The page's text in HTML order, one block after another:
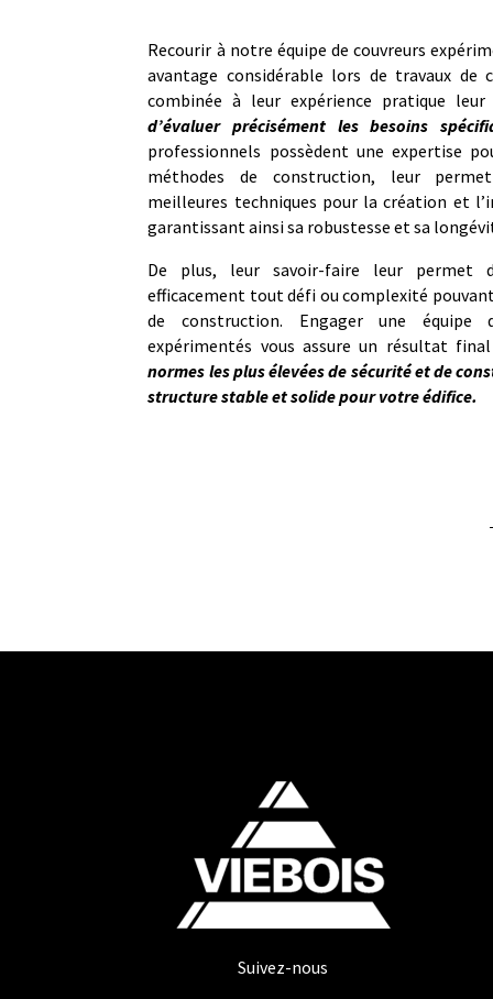
Recourir à notre équipe de couvreurs
avantage considérable lors de travaux de
combinée à leur expérience pratique
d’évaluer précisément les besoins
professionnels possèdent une expertise
méthodes de construction, leur
meilleures techniques pour la création et
garantissant ainsi sa robustesse et sa
De plus, leur savoir-faire leur permet
efficacement tout défi ou complexité
de construction. Engager une équipe
expérimentés vous assure un résultat
normes les plus élevées de sécurité et de
structure stable et solide pour votre édifice.
Suivez-nous